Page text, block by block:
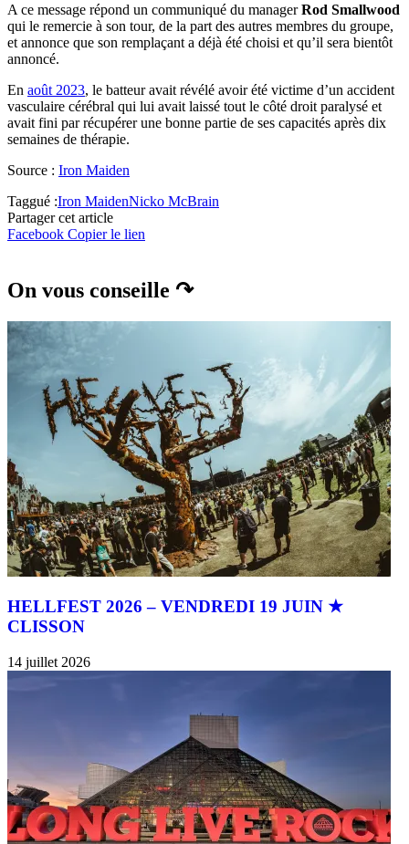
A ce message répond un communiqué du managerRod Smallwood
qui le remercie à son tour, de la part des autres membres du groupe,
et annonce que son remplaçant a déjà été choisi et qu’il sera bientôt
annoncé.
En août 2023, le batteur avait révélé avoir été victime d’un accident
vasculaire cérébral qui lui avait laissé tout le côté droit paralysé et
avait fini par récupérer une bonne partie de ses capacités après dix
semaines de thérapie.
Source : Iron Maiden
Taggué :Iron MaidenNicko McBrain
Partager cet article
Facebook Copier le lien
On vous conseille ↷
HELLFEST 2026 – VENDREDI 19 JUIN ★
CLISSON
14 juillet 2026